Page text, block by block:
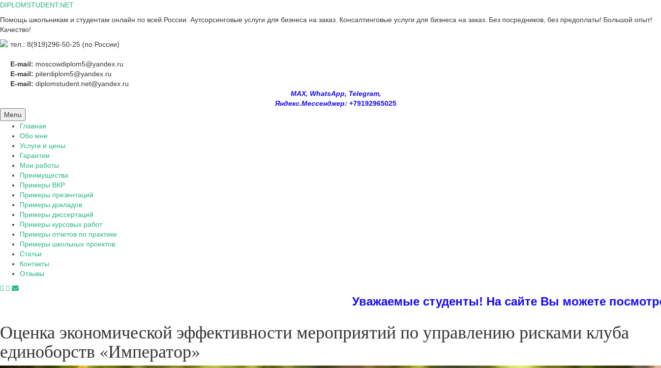
Skip
content
DIPLOMSTUDENT.NET
Помощь школьникам и студентам онлайн по всей России. Аутсорсинговые услуги для бизнеса на заказ. Консалтинговые услуги для бизнеса на заказ. Без посредников, без предоплаты! Большой опыт!
Качество!
тел.: 8(919)296-50-25 (по России)
E-mail: moscowdiplom5@yandex.ru
E-mail: piterdiplom5@yandex.ru
E-mail: diplomstudent.net@yandex.ru
MAX, WhatsApp, Telegram,
Яндекс.Мессенджер: +79192965025
Menu
Главная
Обо мне
Услуги и цены
Гарантии
Мои работы
Преимущества
Примеры ВКР
Примеры презентаций
Примеры докладов
Примеры диссертаций
Примеры курсовых работ
Примеры отчетов по практике
Примеры школьных проектов
Статьи
Контакты
Отзывы
Уважаемые студенты! На сайте Вы можете посмотреть
Оценка экономической эффективности мероприятий по управлению рисками клуба
единоборств «Император»